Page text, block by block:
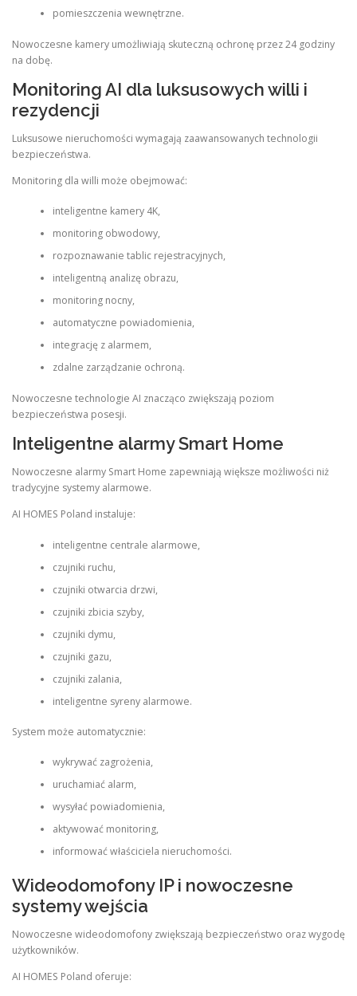
pomieszczenia wewnętrzne.
Nowoczesne kamery umożliwiają skuteczną ochronę przez 24 godziny
na dobę.
Monitoring AI dla luksusowych willi i
rezydencji
Luksusowe nieruchomości wymagają zaawansowanych technologii
bezpieczeństwa.
Monitoring dla willi może obejmować:
inteligentne kamery 4K,
monitoring obwodowy,
rozpoznawanie tablic rejestracyjnych,
inteligentną analizę obrazu,
monitoring nocny,
automatyczne powiadomienia,
integrację z alarmem,
zdalne zarządzanie ochroną.
Nowoczesne technologie AI znacząco zwiększają poziom
bezpieczeństwa posesji.
Inteligentne alarmy Smart Home
Nowoczesne alarmy Smart Home zapewniają większe możliwości niż
tradycyjne systemy alarmowe.
AI HOMES Poland instaluje:
inteligentne centrale alarmowe,
czujniki ruchu,
czujniki otwarcia drzwi,
czujniki zbicia szyby,
czujniki dymu,
czujniki gazu,
czujniki zalania,
inteligentne syreny alarmowe.
System może automatycznie:
wykrywać zagrożenia,
uruchamiać alarm,
wysyłać powiadomienia,
aktywować monitoring,
informować właściciela nieruchomości.
Wideodomofony IP i nowoczesne
systemy wejścia
Nowoczesne wideodomofony zwiększają bezpieczeństwo oraz wygodę
użytkowników.
AI HOMES Poland oferuje: